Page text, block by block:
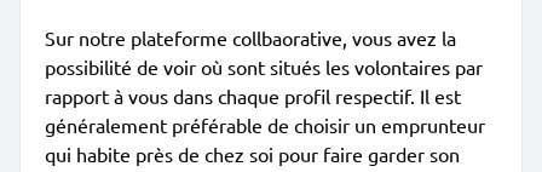
Sur notre plateforme collbaorative, vous avez la
possibilité de voir où sont situés les volontaires par
rapport à vous dans chaque profil respectif. Il est
généralement préférable de choisir un emprunteur
qui habite près de chez soi pour faire garder son